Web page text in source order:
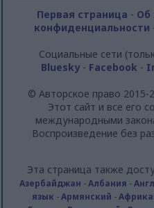
Первая страница - Об
конфиденциальности
Социальные сети
Bluesky- Facebook -
© Авторское право
Этот сайт и все его
международными
Воспроизведение без
Эта страница также
Азербайджан -Албания -
язык -Армянский -